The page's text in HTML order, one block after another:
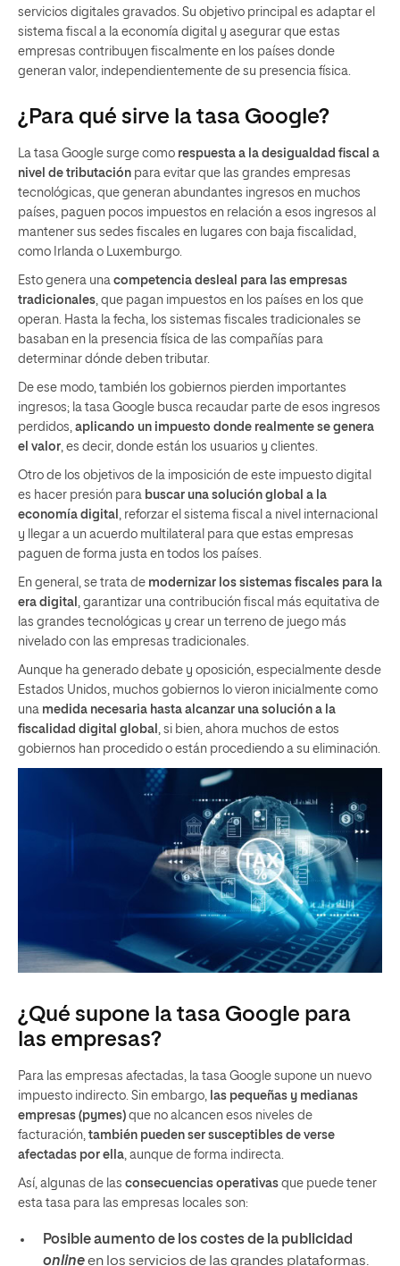
servicios digitales gravados. Su objetivo principal es adaptar el
sistema fiscal a la economía digital y asegurar que estas
empresas contribuyen fiscalmente en los países donde
generan valor, independientemente de su presencia física.
¿Para qué sirve la tasa Google?
La tasa Google surge como respuesta a la desigualdad fiscal a
nivel de tributación para evitar que las grandes empresas
tecnológicas, que generan abundantes ingresos en muchos
países, paguen pocos impuestos en relación a esos ingresos al
mantener sus sedes fiscales en lugares con baja fiscalidad,
como Irlanda o Luxemburgo.
Esto genera una competencia desleal para las empresas
tradicionales , que pagan impuestos en los países en los que
operan. Hasta la fecha, los sistemas fiscales tradicionales se
basaban en la presencia física de las compañías para
determinar dónde deben tributar.
De ese modo, también los gobiernos pierden importantes
ingresos; la tasa Google busca recaudar parte de esos ingresos
perdidos, aplicando un impuesto donde realmente se genera
el valor , es decir, donde están los usuarios y clientes.
Otro de los objetivos de la imposición de este impuesto digital
es hacer presión para buscar una solución global a la
economía digital
, reforzar el sistema fiscal a nivel internacional
y llegar a un acuerdo multilateral para que estas empresas
paguen de forma justa en todos los países.
En general, se trata de modernizar los sistemas fiscales para la
era digital
, garantizar una contribución fiscal más equitativa de
las grandes tecnológicas y crear un terreno de juego más
nivelado con las empresas tradicionales.
Aunque ha generado debate y oposición, especialmente desde
Estados Unidos, muchos gobiernos lo vieron inicialmente como
una medida necesaria hasta alcanzar una solución a la
fiscalidad digital global
, si bien, ahora muchos de estos
gobiernos han procedido o están procediendo a su eliminación.
¿Qué supone la tasa Google para
las empresas?
Para las empresas afectadas, la tasa Google supone un nuevo
impuesto indirecto. Sin embargo, las pequeñas y medianas
empresas (pymes) que no alcancen esos niveles de
facturación, también pueden ser susceptibles de verse
afectadas por ella, aunque de forma indirecta.
Así, algunas de las consecuencias operativas que puede tener
esta tasa para las empresas locales son:
Posible aumento de los costes de la publicidad
online en los servicios de las grandes plataformas.